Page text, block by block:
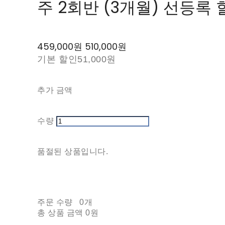
주 2회반 (3개월) 선등록
459,000원 510,000원
기본 할인 51,000원
추가 금액
수량
품절된 상품입니다.
주문 수량
0개
총 상품 금액 0원